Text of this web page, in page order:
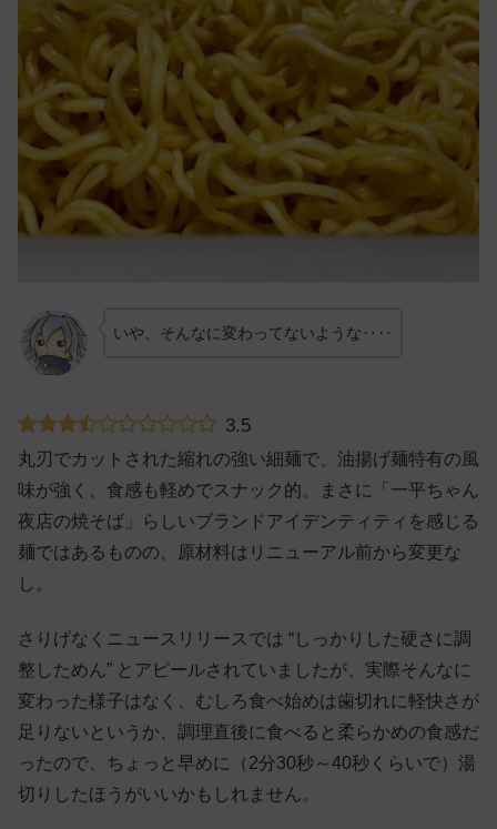
いや、そんなに変わってないような‥‥
3.5
丸刃でカットされた縮れの強い細麺で、油揚げ麺特有の風
味が強く、食感も軽めでスナック的。まさに「一平ちゃん
夜店の焼そば」らしいブランドアイデンティティを感じる
麺ではあるものの、原材料はリニューアル前から変更な
し。
さりげなくニュースリリースでは “しっかりした硬さに調
整しためん” とアピールされていましたが、実際そんなに
変わった様子はなく、むしろ食べ始めは歯切れに軽快さが
足りないというか、調理直後に食べると柔らかめの食感だ
ったので、ちょっと早めに（2分30秒～40秒くらいで）湯
切りしたほうがいいかもしれません。